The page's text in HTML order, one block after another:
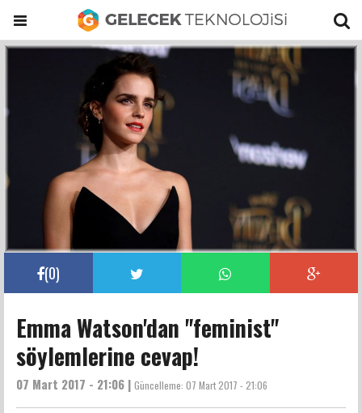
(0)
Emma Watson'dan "feminist"
söylemlerine cevap!
07 Mart 2017 - 21:06 | Güncelleme: 07 Mart 2017 - 21:06